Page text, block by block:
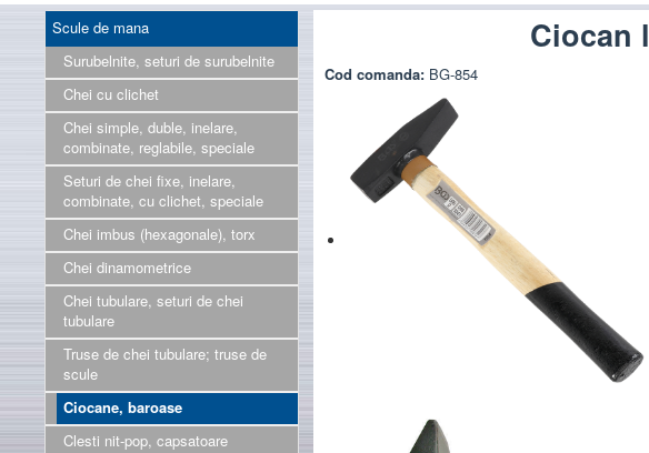
Scule de mana
Surubelnite, seturi de surubelnite
Chei cu clichet
Chei simple, duble, inelare,
combinate, reglabile, speciale
Seturi de chei fixe, inelare,
combinate, cu clichet, speciale
Chei imbus (hexagonale), torx
Chei dinamometrice
Chei tubulare, seturi de chei
tubulare
Truse de chei tubulare; truse de
scule
Ciocane, baroase
Clesti nit-pop, capsatoare
Ciocan
Cod comanda: BG-854